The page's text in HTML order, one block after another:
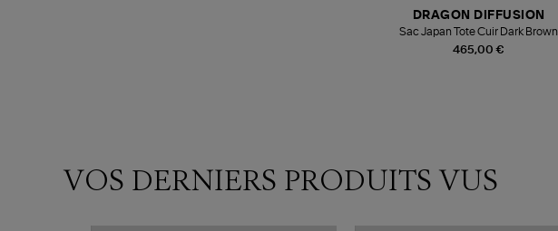
465,00 €
DRAGON DIFFUSION
Sac Japan Tote Cuir Dark Brown
VOS DERNIERS PRODUITS VUS